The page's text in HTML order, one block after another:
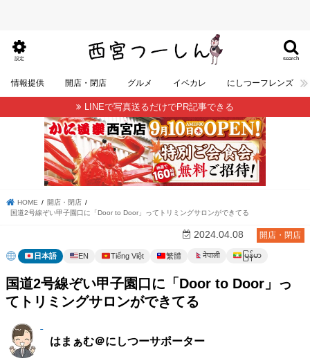
search
設定
情報提供 開店・閉店 グルメ イベカレ にしつーフレンズ
LINEで写真送るだけでPR記事できる
HOME
開店・閉店
国道2号線ぞい甲子園口に「Door to Door」ってトリミングサロンができてる
開店・閉店
2024.04.08
日本語 EN Tiếng Việt 繁體 नेपाली မြန်မာ
国道2号線ぞい甲子園口に「Door to Door」っ
てトリミングサロンができてる
はまぁむ＠にしつーサポーター